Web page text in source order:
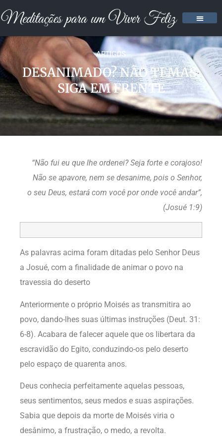
ARTIGOS
DESANIMADO? NÃO TEMAS.
SIGA EM FRENTE
“Não fui eu que lhe ordenei? Seja forte e corajoso!
Não se apavore, nem se desanime, pois o Senhor,
o seu Deus, estará com você por onde você andar”,
(Josué 1:9)
As palavras acima foram ditadas pelo Senhor Deus
a Josué, com a finalidade de animar o povo na
travessia do deserto
Anteriormente o próprio Moisés as transmitira ao
povo, dando-lhes suas últimas instruções (Deut. 31:
6-8). Acabara de falecer aquele que os libertara da
escravidão do Egito, conduzindo-os pelo deserto
pelo espaço de quarenta anos.
Deus conhecia perfeitamente aquelas pessoas,
seus sentimentos, seus medos e suas aspirações.
Sabia que depois da morte de Moisés viria o
desânimo, a frustração, o medo, a revolta.